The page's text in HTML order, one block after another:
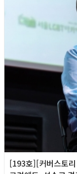
[193호][커버스토